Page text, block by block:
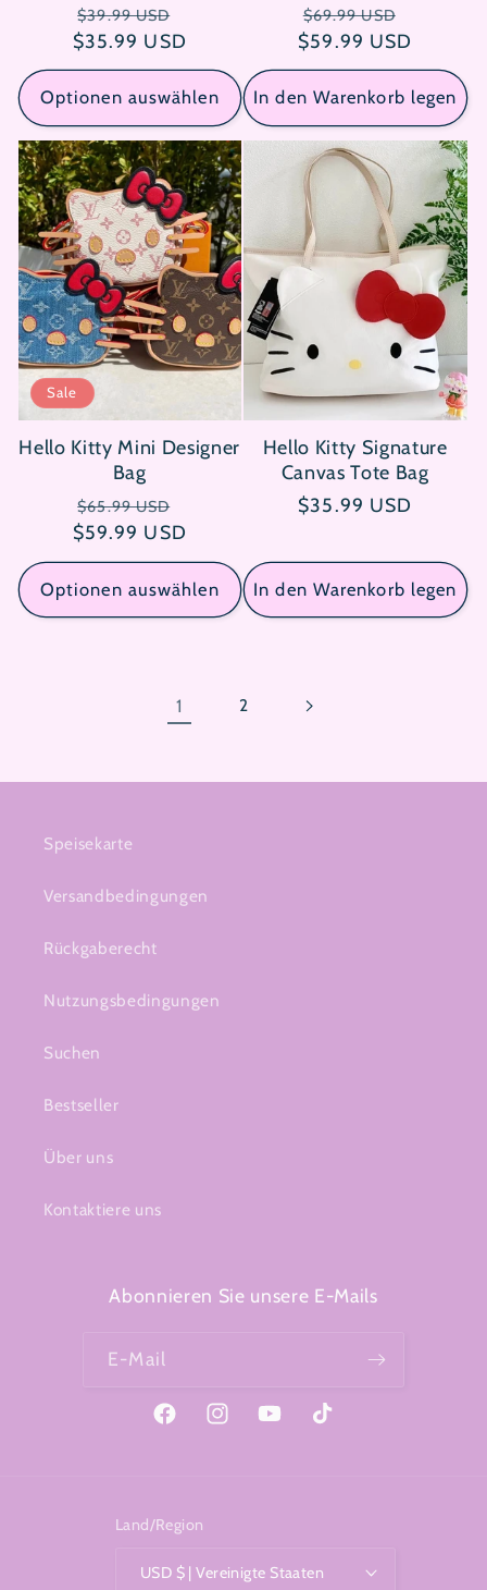
Normaler
Preis
$39.99 USD
Verkaufspreis
$35.99 USD
Optionen auswählen
Normaler
Preis
$69.99 USD
$59.99 USD
In den Warenkorb legen
Sale
Hello Kitty Mini Designer
Bag
Normaler
Preis
$65.99 USD
Verkaufspreis
$59.99 USD
Optionen auswählen
Hello Kitty Signature
Canvas Tote Bag
Normaler
$35.99 USD
In den Warenkorb legen
1 2
Speisekarte
Versandbedingungen
Rückgaberecht
Nutzungsbedingungen
Suchen
Bestseller
Über uns
Kontaktiere uns
Abonnieren Sie unsere E-Mails
E-Mail
FacebookInstagramYouTubeTikTok
Land/Region
USD $ | Vereinigte Staaten